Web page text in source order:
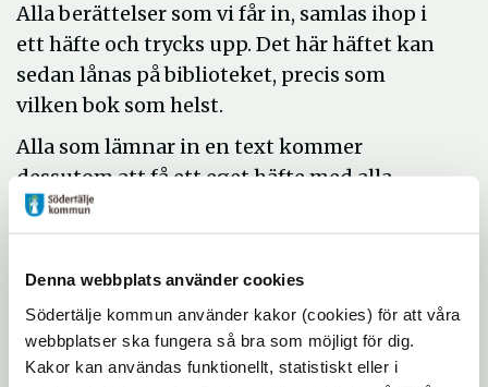
Denna webbplats använder cookies
Södertälje kommun använder kakor (cookies) för att våra
webbplatser ska fungera så bra som möjligt för dig.
Kakor kan användas funktionellt, statistiskt eller i
Alla berättelser som vi får in, samlas ihop i
ett häfte och trycks upp. Det här häftet kan
sedan lånas på biblioteket, precis som
vilken bok som helst.
Alla som lämnar in en text kommer
dessutom att få ett eget häfte med alla
berättelser i, att ta med sig hem.
tilljarna.bibliotek@sodertalje.se
Plats:Järna bibliotek
Datum och tid:H ela sommaren, inlämning